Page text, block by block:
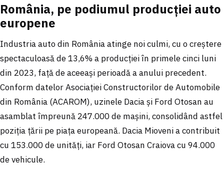
România, pe podiumul producției auto
europene
Industria auto din România atinge noi culmi, cu o creștere
spectaculoasă de 13,6% a producției în primele cinci luni
din 2023, față de aceeași perioadă a anului precedent.
Conform datelor Asociației Constructorilor de Automobile
din România (ACAROM), uzinele Dacia și Ford Otosan au
asamblat împreună 247.000 de mașini, consolidând astfel
poziția țării pe piața europeană. Dacia Mioveni a contribuit
cu 153.000 de unități, iar Ford Otosan Craiova cu 94.000
de vehicule.